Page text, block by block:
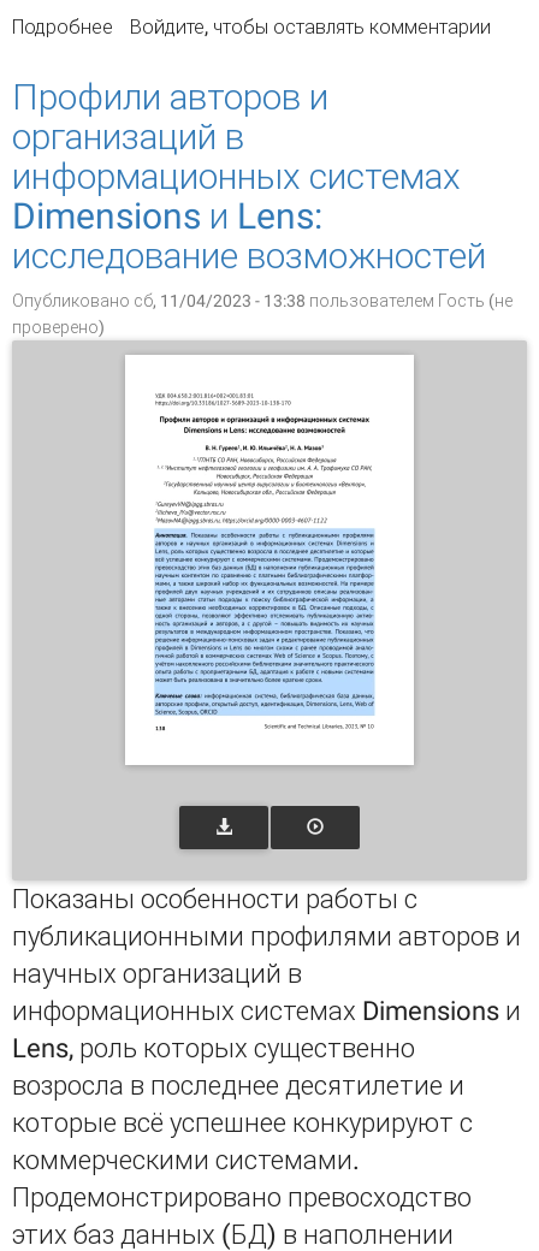
Подробнее о Характеристика отечественного
Войдите, чтобы оставлять комментарии
Профили авторов и
организаций в
информационных системах
Dimensions и Lens:
исследование возможностей
Опубликовано сб, 11/04/2023 - 13:38 пользователем Гость (не
проверено)
Показаны особенности работы с
публикационными профилями авторов и
научных организаций в
информационных системах Dimensions и
Lens, роль которых существенно
возросла в последнее десятилетие и
которые всё успешнее конкурируют с
коммерческими системами.
Продемонстрировано превосходство
этих баз данных (БД) в наполнении